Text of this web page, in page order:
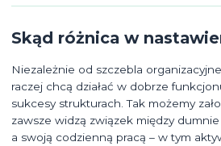
Skąd różnica w
Niezależnie od szczebla
raczej chcą działać w dobrze
sukcesy strukturach. Tak możemy
zawsze widzą związek między
a swoją codzienną pracą – w tym